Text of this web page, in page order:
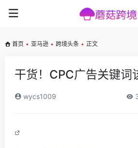
首页 • 亚马逊 • 跨境头条 • 正文
干货！CPC广告关键词
wycs1009